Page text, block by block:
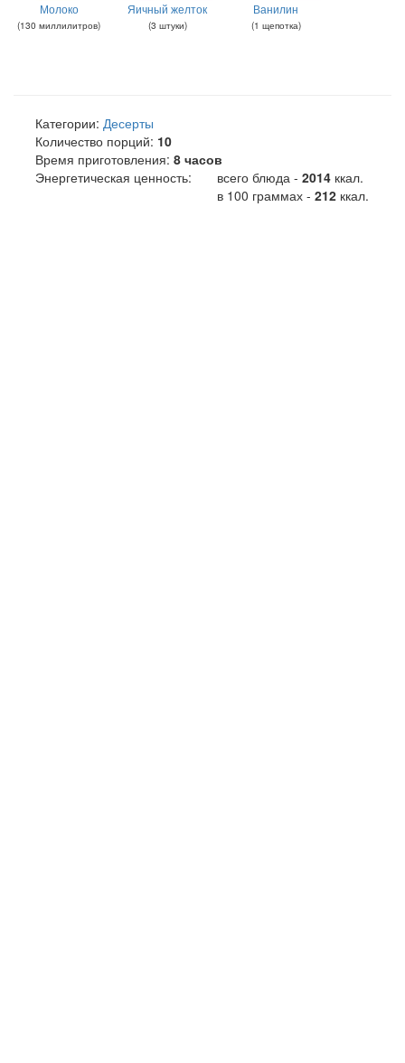
Молоко
(130 миллилитров)
Яичный желток
(3 штуки)
Ванилин
(1 щепотка)
Категории: Десерты
Количество порций: 10
Время приготовления: 8 часов
Энергетическая ценность:
всего блюда - 2014 ккал.
в 100 граммах - 212 ккал.